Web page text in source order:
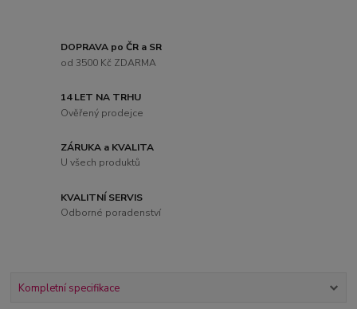
DOPRAVA po ČR a SR
od 3500 Kč ZDARMA
14 LET NA TRHU
Ověřený prodejce
ZÁRUKA a KVALITA
U všech produktů
KVALITNÍ SERVIS
Odborné poradenství
Kompletní specifikace